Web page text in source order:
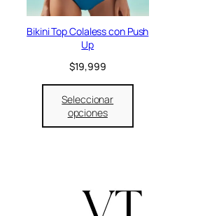
Bikini Top Colaless con Push
Up
$19,999
Seleccionar
opciones